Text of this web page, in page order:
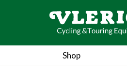
Shop